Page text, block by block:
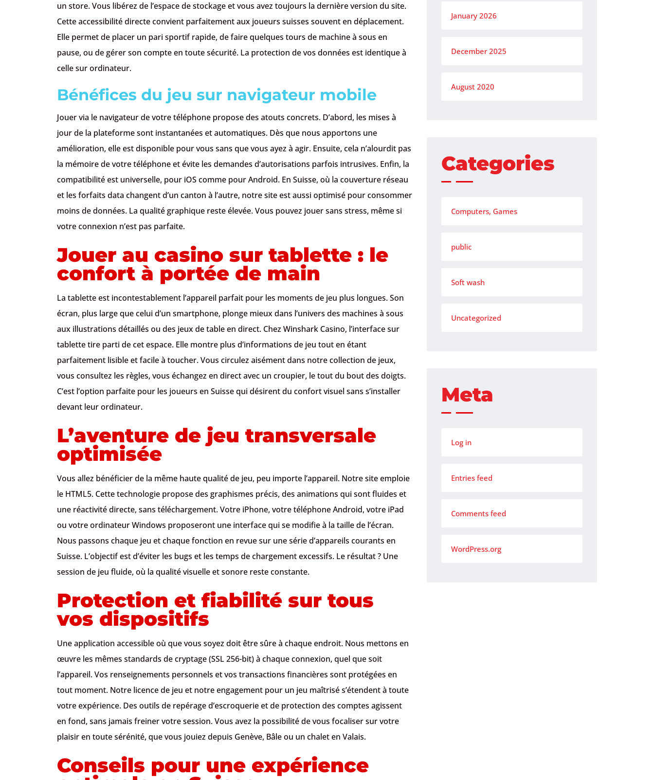
un store. Vous libérez de l’espace de stockage et vous avez toujours la dernière version du site.
Cette accessibilité directe convient parfaitement aux joueurs suisses souvent en déplacement.
Elle permet de placer un pari sportif rapide, de faire quelques tours de machine à sous en
pause, ou de gérer son compte en toute sécurité. La protection de vos données est identique à
celle sur ordinateur.
Bénéfices du jeu sur navigateur mobile
Jouer via le navigateur de votre téléphone propose des atouts concrets. D’abord, les mises à
jour de la plateforme sont instantanées et automatiques. Dès que nous apportons une
amélioration, elle est disponible pour vous sans que vous ayez à agir. Ensuite, cela n’alourdit pas
la mémoire de votre téléphone et évite les demandes d’autorisations parfois intrusives. Enfin, la
compatibilité est universelle, pour iOS comme pour Android. En Suisse, où la couverture réseau
et les forfaits data changent d’un canton à l’autre, notre site est aussi optimisé pour consommer
moins de données. La qualité graphique reste élevée. Vous pouvez jouer sans stress, même si
votre connexion n’est pas parfaite.
Jouer au casino sur tablette : le
confort à portée de main
La tablette est incontestablement l’appareil parfait pour les moments de jeu plus longues. Son
écran, plus large que celui d’un smartphone, plonge mieux dans l’univers des machines à sous
aux illustrations détaillés ou des jeux de table en direct. Chez Winshark Casino, l’interface sur
tablette tire parti de cet espace. Elle montre plus d’informations de jeu tout en étant
parfaitement lisible et facile à toucher. Vous circulez aisément dans notre collection de jeux,
vous consultez les règles, vous échangez en direct avec un croupier, le tout du bout des doigts.
C’est l’option parfaite pour les joueurs en Suisse qui désirent du confort visuel sans s’installer
devant leur ordinateur.
L’aventure de jeu transversale
optimisée
Vous allez bénéficier de la même haute qualité de jeu, peu importe l’appareil. Notre site emploie
le HTML5. Cette technologie propose des graphismes précis, des animations qui sont fluides et
une réactivité directe, sans téléchargement. Votre iPhone, votre téléphone Android, votre iPad
ou votre ordinateur Windows proposeront une interface qui se modifie à la taille de l’écran.
Nous passons chaque jeu et chaque fonction en revue sur une série d’appareils courants en
Suisse. L’objectif est d’éviter les bugs et les temps de chargement excessifs. Le résultat ? Une
session de jeu fluide, où la qualité visuelle et sonore reste constante.
Protection et fiabilité sur tous
vos dispositifs
Une application accessible où que vous soyez doit être sûre à chaque endroit. Nous mettons en
œuvre les mêmes standards de cryptage (SSL 256-bit) à chaque connexion, quel que soit
l’appareil. Vos renseignements personnels et vos transactions financières sont protégées en
tout moment. Notre licence de jeu et notre engagement pour un jeu maîtrisé s’étendent à toute
votre expérience. Des outils de repérage d’escroquerie et de protection des comptes agissent
en fond, sans jamais freiner votre session. Vous avez la possibilité de vous focaliser sur votre
plaisir en toute sérénité, que vous jouiez depuis Genève, Bâle ou un chalet en Valais.
Conseils pour une expérience
January 2026
December 2025
August 2020
Categories
Computers, Games
public
Soft wash
Uncategorized
Meta
Log in
Entries feed
Comments feed
WordPress.org